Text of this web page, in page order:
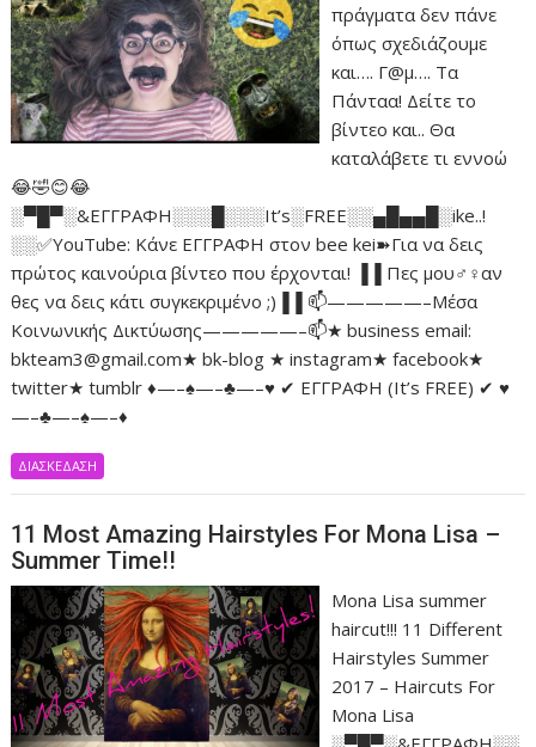
πράγματα δεν πάνε
όπως σχεδιάζουμε
και…. Γ@μ…. Τα
Πάνταα! Δείτε το
βίντεο και.. Θα
καταλάβετε τι εννοώ
😂🤣😊😂
░▀█▀░&ΕΓΓΡΑΦΗ░░░█░░░It’s░FREE░░▄█▄▄█░ike..!
░░✅YouTube: Κάνε ΕΓΓΡΑΦΗ στον bee kei➽Για να δεις
πρώτος καινούρια βίντεο που έρχονται! ▐▐ Πες μου♂♀αν
θες να δεις κάτι συγκεκριμένο ;)▐▐ 📫—————–Μέσα
Κοινωνικής Δικτύωσης—————–📫★ business email:
bkteam3@gmail.com★ bk-blog ★ instagram★ facebook★
twitter★ tumblr ♦—–♠—–♣—–♥ ✔ ΕΓΓΡΑΦΗ (It’s FREE) ✔ ♥
—–♣—–♠—–♦
ΔΙΑΣΚΕΔΑΣΗ
11 Most Amazing Hairstyles For Mona Lisa –
Summer Time!!
Mona Lisa summer
haircut!!! 11 Different
Hairstyles Summer
2017 – Haircuts For
Mona Lisa